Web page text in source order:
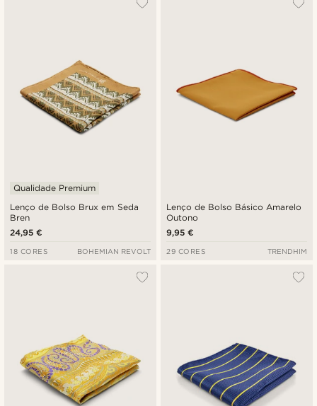
Lenço de Bolso Brux em Seda
Bren
Qualidade Premium
24,95 €
18 CORES BOHEMIAN REVOLT
Lenço de Bolso Básico Amarelo
Outono
9,95 €
29 CORES TRENDHIM